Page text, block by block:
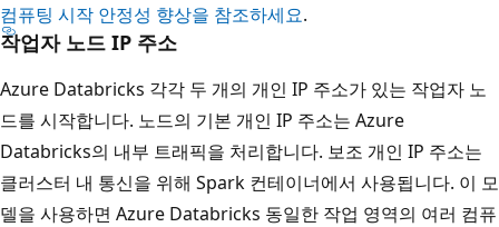
컴퓨팅 시작 안정성 향상을 참조하세요.
작업자 노드 IP 주소
Azure Databricks 각각 두 개의 개인 IP 주소가 있는 작업자 노
드를 시작합니다. 노드의 기본 개인 IP 주소는 Azure
Databricks의 내부 트래픽을 처리합니다. 보조 개인 IP 주소는
클러스터 내 통신을 위해 Spark 컨테이너에서 사용됩니다. 이 모
델을 사용하면 Azure Databricks 동일한 작업 영역의 여러 컴퓨